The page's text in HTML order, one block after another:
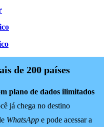
de 200 países
plano de dados ilimitados
já chega no destino
WhatsApp e pode acessar a